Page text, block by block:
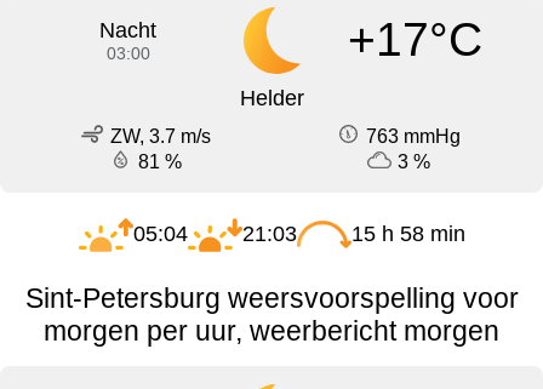
Nacht
03:00 +17°C
Helder
ZW, 3.7 m/s
763 mmHg
81 %
3 %
05:04 21:03 15 h 58 min
Sint-Petersburg weersvoorspelling voor
morgen per uur, weerbericht morgen